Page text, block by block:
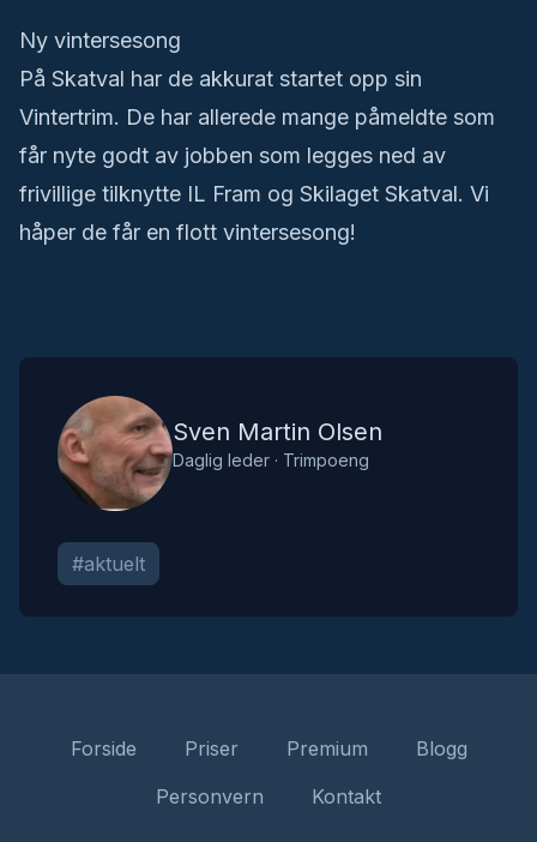
Ny vintersesong
På Skatval har de akkurat startet opp sin
Vintertrim. De har allerede mange påmeldte som
får nyte godt av jobben som legges ned av
frivillige tilknytte IL Fram og Skilaget Skatval. Vi
håper de får en flott vintersesong!
Sven Martin Olsen
Sven Martin Olsen
Daglig leder · Trimpoeng
#aktuelt
Forside Priser Premium
Blogg
Personvern
Kontakt